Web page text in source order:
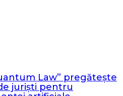
Law” pregătește
juriști pentru